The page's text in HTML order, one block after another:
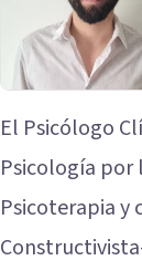
El Psicólogo
Psicología por
Psicoterapia y